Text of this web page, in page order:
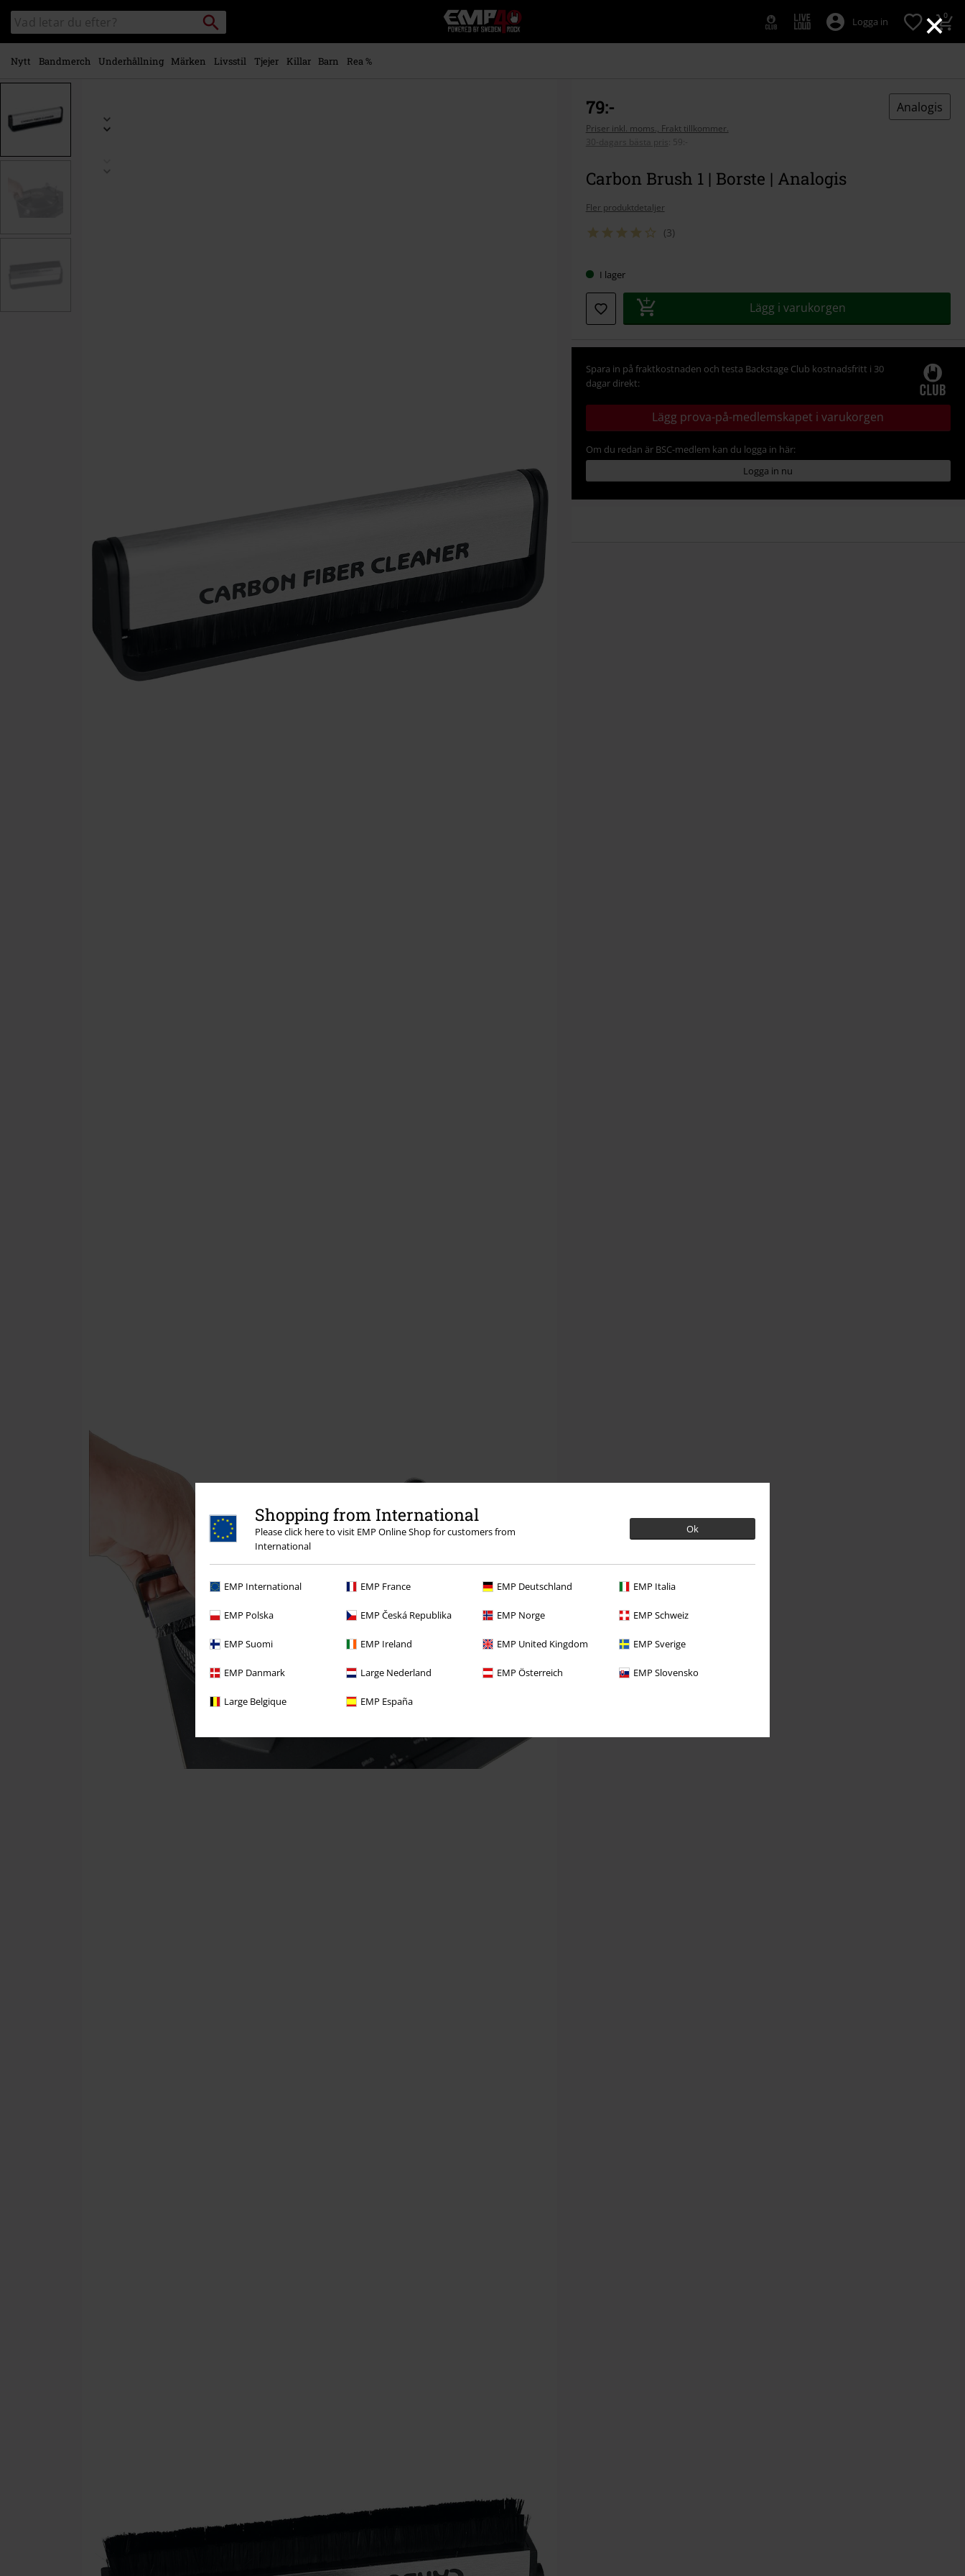
×
Shopping from International
Please click here to visit EMP Online Shop for customers from
International
Ok
EMP International EMP France EMP Deutschland EMP Italia
EMP Polska EMP Česká Republika EMP Norge EMP Schweiz
EMP Suomi EMP Ireland EMP United Kingdom EMP Sverige
EMP Danmark Large Nederland EMP Österreich EMP Slovensko
Large Belgique EMP España
Gå till
huvudinnehåll
Sök
i
katalogen
Sök
EMP
-
Musik,
Logga in 0
Nytt Bandmerch Underhållning Märken Livsstil Tjejer Killar Barn
Rea %
www.emp-
277908St.html
79:-
Priser inkl. moms., Frakt tillkommer.
30-dagars bästa pris
59:-
Analogis
Carbon Brush 1 | Borste | Analogis
Fler produktdetaljer
(3)
I lager
Lägg i varukorgen
Spara in på fraktkostnaden och testa Backstage Club kostnadsfritt i 30
dagar direkt:
Lägg prova-på-medlemskapet i varukorgen
Om du redan är BSC-medlem kan du logga in här:
Logga in nu